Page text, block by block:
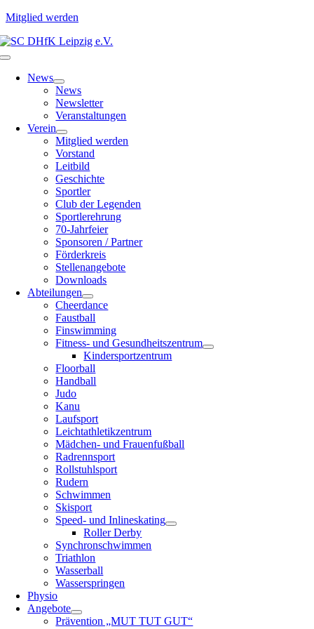
Mitglied werden
Zum
Inhalt
Toggle
NavigationNews
News
Newsletter
Veranstaltungen
Verein
Mitglied werden
Vorstand
Leitbild
Geschichte
Sportler
Club der Legenden
Sportlerehrung
70-Jahrfeier
Sponsoren / Partner
Förderkreis
Stellenangebote
Downloads
Abteilungen
Cheerdance
Faustball
Finswimming
Fitness- und Gesundheitszentrum
Kindersportzentrum
Floorball
Handball
Judo
Kanu
Laufsport
Leichtathletikzentrum
Mädchen- und Frauenfußball
Radrennsport
Rollstuhlsport
Rudern
Schwimmen
Skisport
Speed- und Inlineskating
Roller Derby
Synchronschwimmen
Triathlon
Wasserball
Wasserspringen
Physio
Angebote
Prävention „MUT TUT GUT“